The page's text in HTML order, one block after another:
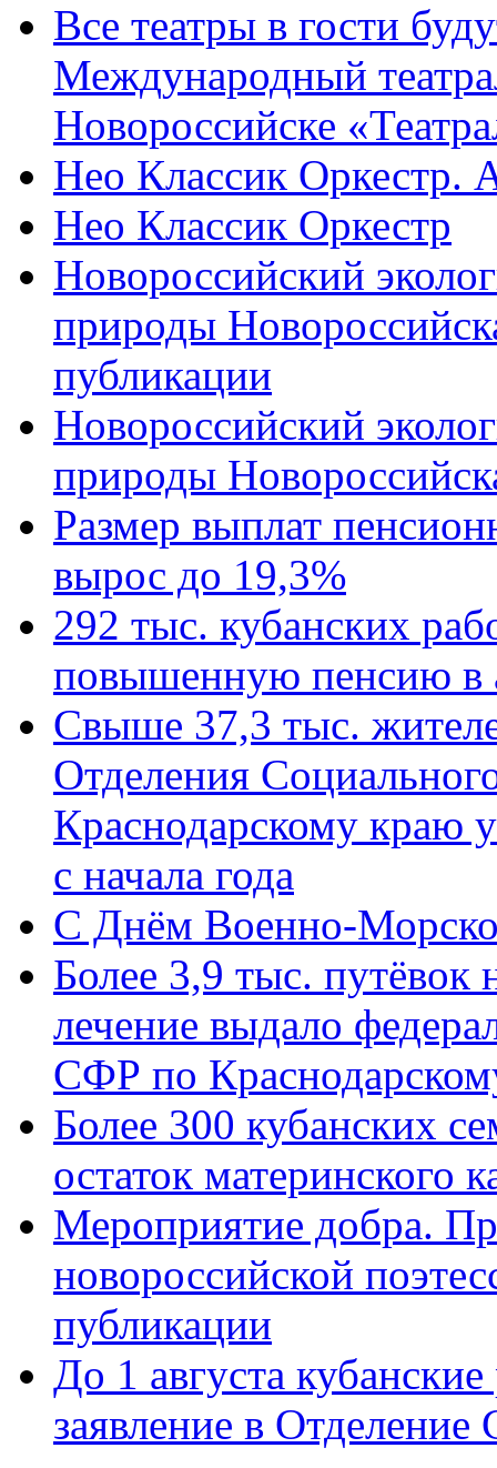
Все театры в гости
Международный
Новороссийске
Нео Классик Оркестр.
Нео Классик Оркестр
Новороссийский
природы
публикации
Новороссийский
природы
Размер выплат
вырос до 19,3%
292 тыс. кубанских
повышенную пенсию в
Свыше 37,3 тыс.
Отделения
Краснодарскому краю
с начала года
C Днём Военно-
Более 3,9 тыс. путёвок
лечение выдало
СФР по
Более 300 кубанских
остаток материнского
Мероприятие добра.
новороссийской
публикации
До 1 августа
заявление в